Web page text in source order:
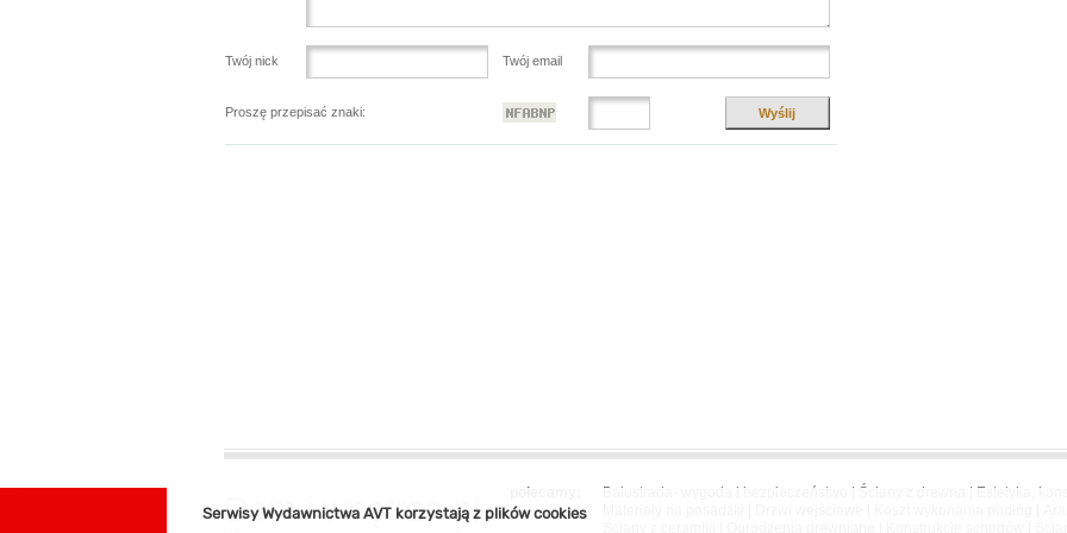
Twój nick Twój email
Proszę przepisać znaki: Wyślij
Dom i wnętrza.pl polecamy: Balustrada- wygoda i bezpieczeństwo | Ściany z drewna | Estetyka,
Serwisy Wydawnictwa AVT korzystają z plików cookies